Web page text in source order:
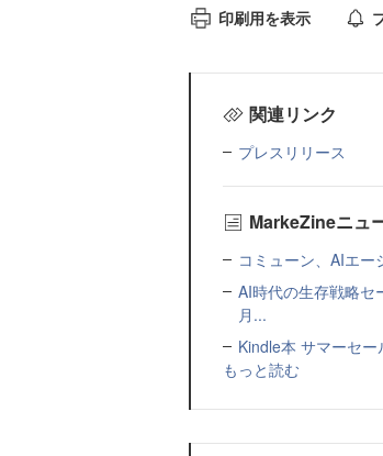
印刷用を表示
関連リンク
プレスリリース
MarkeZineニュ
コミューン、AIエ
AI時代の生存戦略
月...
Kindle本 サマーセ
もっと読む